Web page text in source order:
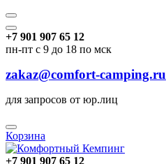
+7 901 907 65 12
пн-пт с 9 до 18 по мск
zakaz@comfort-camping.ru
для запросов от юр.лиц
Корзина
+7 901 907 65 12